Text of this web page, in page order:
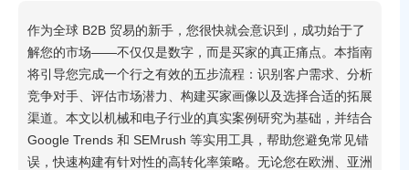
作为全球 B2B 贸易的新手，您很快就会意识到，成功始于了
解您的市场——不仅仅是数字，而是买家的真正痛点。本指南
将引导您完成一个行之有效的五步流程：识别客户需求、分析
竞争对手、评估市场潜力、构建买家画像以及选择合适的拓展
渠道。本文以机械和电子行业的真实案例研究为基础，并结合
Google Trends 和 SEMrush 等实用工具，帮助您避免常见错
误，快速构建有针对性的高转化率策略。无论您在欧洲、亚洲